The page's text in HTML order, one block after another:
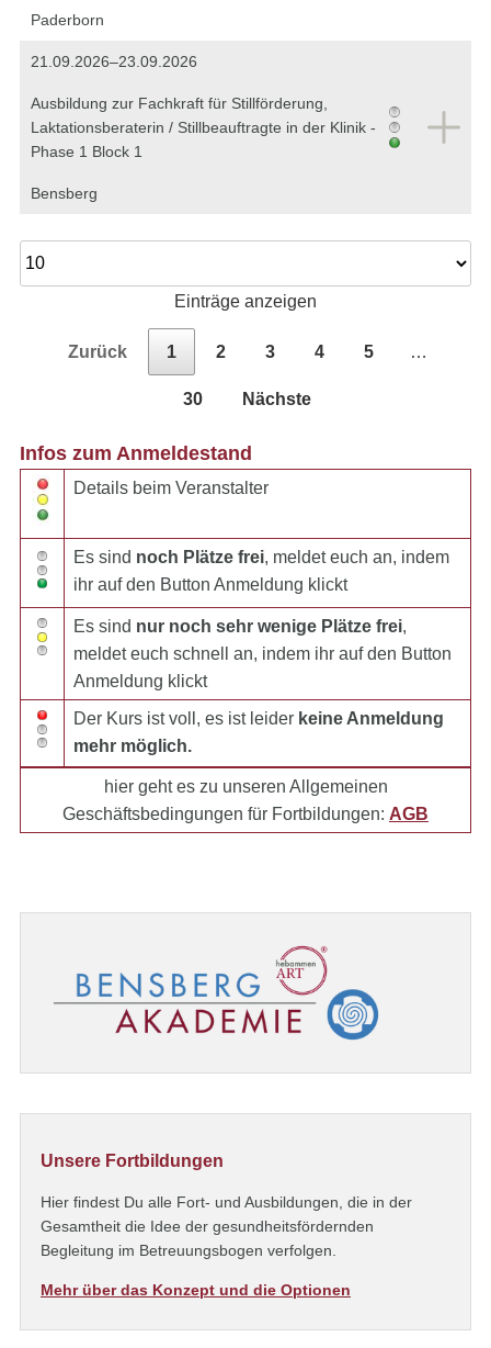
Paderborn
21.09.2026–23.09.2026
Ausbildung zur Fachkraft für Stillförderung,
Laktationsberaterin / Stillbeauftragte in der Klinik -
Phase 1 Block 1
Bensberg
Einträge anzeigen
Zurück 1 2 3 4 5 …
30 Nächste
Infos zum Anmeldestand
Details beim Veranstalter
Es sind noch Plätze frei, meldet euch an, indem
ihr auf den Button Anmeldung klickt
Es sind nur noch sehr wenige Plätze frei,
meldet euch schnell an, indem ihr auf den Button
Anmeldung klickt
Der Kurs ist voll, es ist leider keine Anmeldung
mehr möglich.
hier geht es zu unseren Allgemeinen
Geschäftsbedingungen für Fortbildungen: AGB
Unsere Fortbildungen
Hier findest Du alle Fort- und Ausbildungen, die in der
Gesamtheit die Idee der gesundheitsfördernden
Begleitung im Betreuungsbogen verfolgen.
Mehr über das Konzept und die Optionen